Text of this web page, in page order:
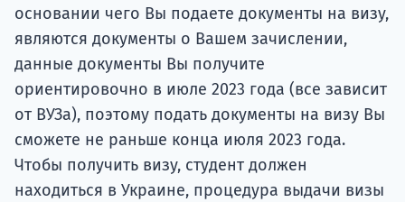
основании чего Вы подаете документы на визу,
являются документы о Вашем зачислении,
данные документы Вы получите
ориентировочно в июле 2023 года (все зависит
от ВУЗа), поэтому подать документы на визу Вы
сможете не раньше конца июля 2023 года.
Чтобы получить визу, студент должен
находиться в Украине, процедура выдачи визы